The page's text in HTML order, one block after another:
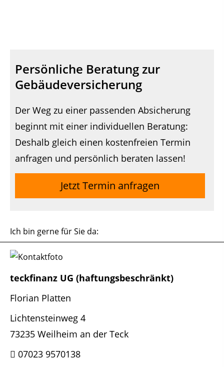
Persönliche Beratung zur
Gebäudeversicherung
Der Weg zu einer passenden Absicherung
beginnt mit einer individuellen Beratung:
Deshalb gleich einen kostenfreien Termin
anfragen und persönlich beraten lassen!
Jetzt Termin anfragen
Ich bin gerne für Sie da:
teckfinanz UG (haftungsbeschränkt)
Florian Platten
Lichtensteinweg 4
73235 Weilheim an der Teck
07023 9570138